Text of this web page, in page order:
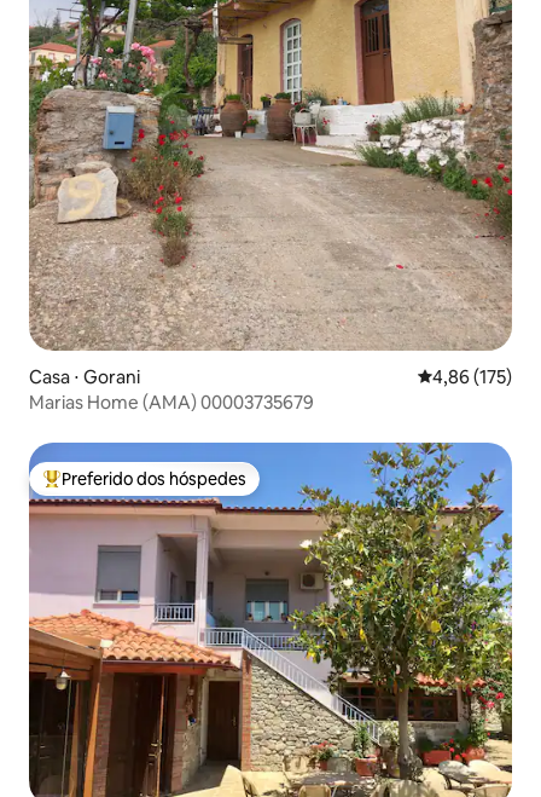
Casa ⋅ Gorani 4,86 de uma
4,86 (175)
Marias Home (AMA) 00003735679
Entre os melhores preferidos dos hóspedes
Preferido dos hóspedes